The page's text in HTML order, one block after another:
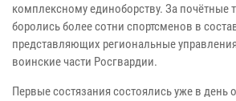
комплексному единоборству. За почётные
боролись более сотни спортсменов в
представляющих региональные
воинские части Росгвардии.
Первые состязания состоялись уже в день